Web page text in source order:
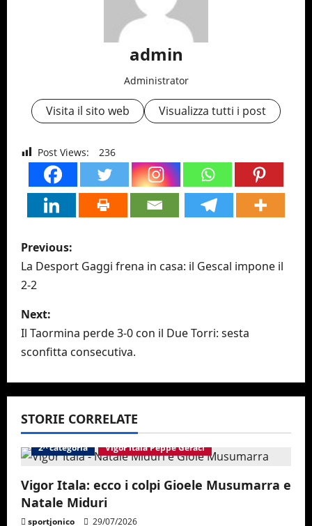
admin
Administrator
Visita il sito web Visualizza tutti i post
Post Views: 236
P
o
t
n
a
v
i
g
a
Previous:
La Desport Gaggi frena in casa: il Gescal impone il
2-2
Next:
Il Taormina perde 3-0 con il Due Torri: sesta
sconfitta consecutiva.
STORIE CORRELATE
2^ categoria Vigor Itala Peppe Geraci
Vigor Itala: ecco i colpi Gioele Musumarra e
Natale Miduri
sportjonico 29/07/2026